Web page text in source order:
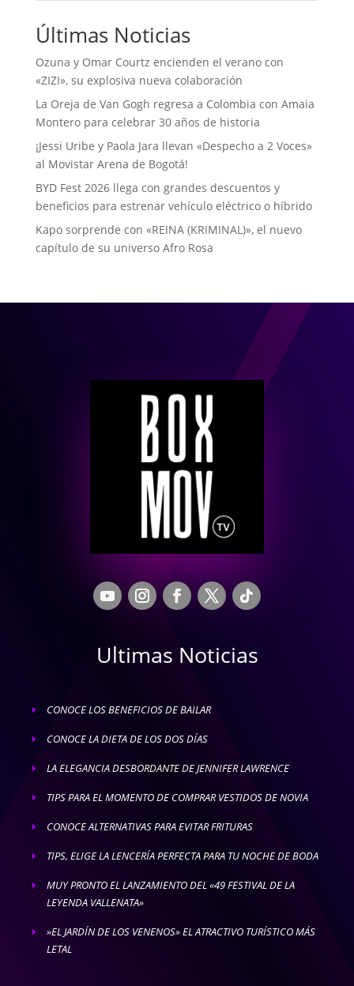
Últimas Noticias
Ozuna y Omar Courtz encienden el verano con
«ZIZI», su explosiva nueva colaboración
La Oreja de Van Gogh regresa a Colombia con Amaia
Montero para celebrar 30 años de historia
¡Jessi Uribe y Paola Jara llevan «Despecho a 2 Voces»
al Movistar Arena de Bogotá!
BYD Fest 2026 llega con grandes descuentos y
beneficios para estrenar vehículo eléctrico o híbrido
Kapo sorprende con «REINA (KRIMINAL)», el nuevo
capítulo de su universo Afro Rosa
Ultimas Noticias
E CONOCE LOS BENEFICIOS DE BAILAR
E CONOCE LA DIETA DE LOS DOS DÍAS
E LA ELEGANCIA DESBORDANTE DE JENNIFER LAWRENCE
E TIPS PARA EL MOMENTO DE COMPRAR VESTIDOS DE NOVIA
E CONOCE ALTERNATIVAS PARA EVITAR FRITURAS
E TIPS, ELIGE LA LENCERÍA PERFECTA PARA TU NOCHE DE BODA
E
MUY PRONTO EL LANZAMIENTO DEL «49 FESTIVAL DE LA
LEYENDA VALLENATA»
E
»EL JARDÍN DE LOS VENENOS» EL ATRACTIVO TURÍSTICO MÁS
LETAL